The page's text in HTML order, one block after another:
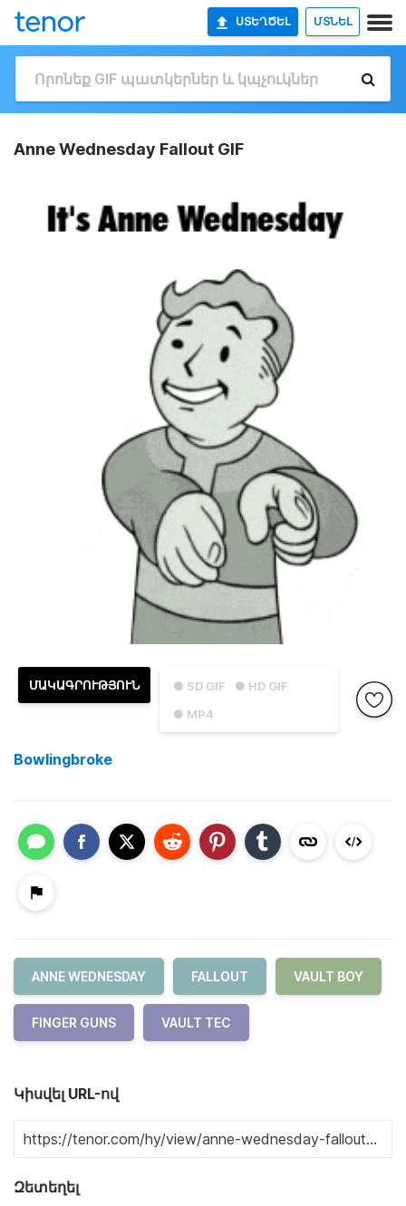
ՍՏԵՂԾԵԼ ՄՏՆԵԼ
Anne Wednesday Fallout GIF
● SD GIF
● HD GIF
● MP4
ՄԱԿԱԳՐՈՒԹՅՈՒՆ
Bowlingbroke
ANNE WEDNESDAY FALLOUT VAULT BOY
FINGER GUNS VAULT TEC
Կիսվել URL-ով
Զետեղել